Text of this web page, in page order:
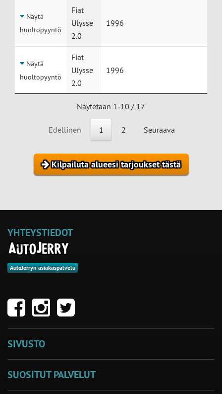
Näytä
huoltopyyntö
Fiat
Ulysse
2.0
1996
Näytä
huoltopyyntö
Fiat
Ulysse
2.0
1996
Näytetään 1-10 / 17
Edellinen 1 2 Seuraava
Kilpailuta alueesi tarjoukset tästä
YHTEYSTIEDOT
AutoJerryn asiakaspalvelu
SIVUSTO
SUOSITUT PALVELUT